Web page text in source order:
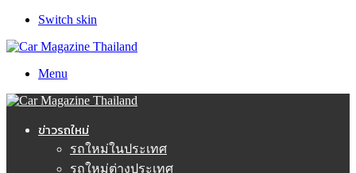
Switch skin
Menu
ข่าวรถใหม่
รถใหม่ในประเทศ
รถใหม่ต่างประเทศ